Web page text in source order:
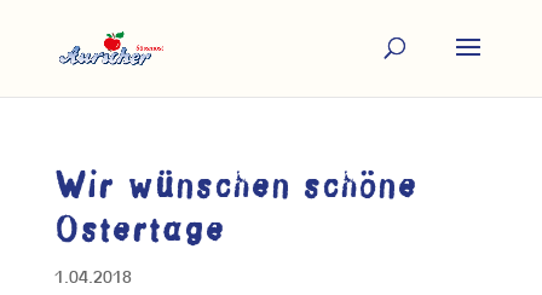
Wir wünschen schöne
Ostertage
1.04.2018